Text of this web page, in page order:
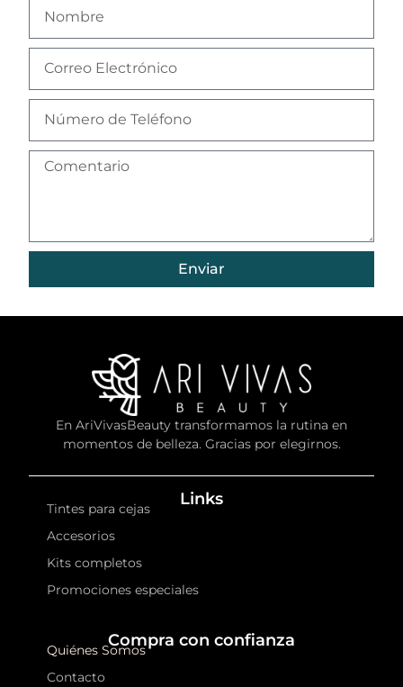
Enviar
En AriVivasBeauty transformamos la rutina en
momentos de belleza. Gracias por elegirnos.
Links
Tintes para cejas
Accesorios
Kits completos
Promociones especiales
Compra con confianza
Quiénes Somos
Contacto